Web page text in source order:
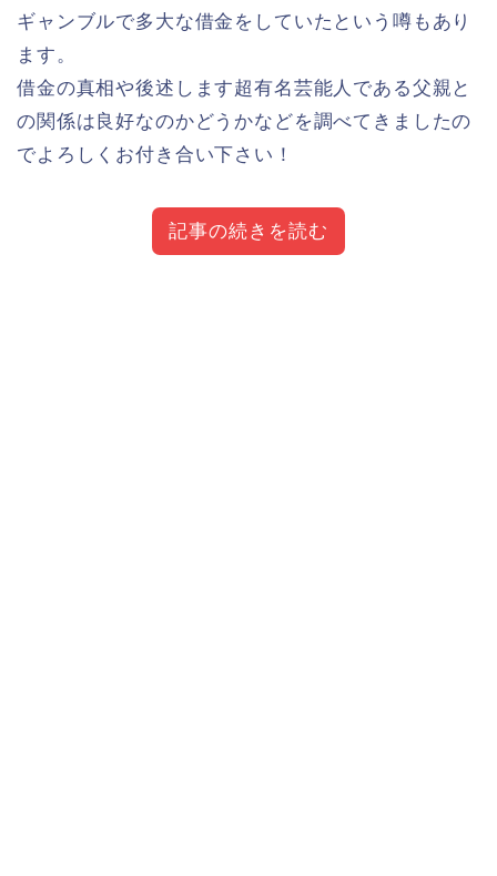
ギャンブルで多大な借金をしていたという噂もあり
ます。
借金の真相や後述します超有名芸能人である父親と
の関係は良好なのかどうかなどを調べてきましたの
でよろしくお付き合い下さい！
記事の続きを読む